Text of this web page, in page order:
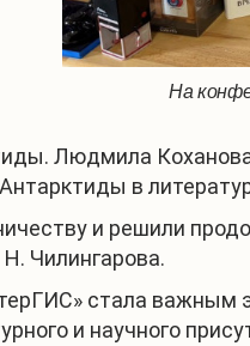
На
Людмила
в
и решили
Чилингарова.
стала важным
и научного